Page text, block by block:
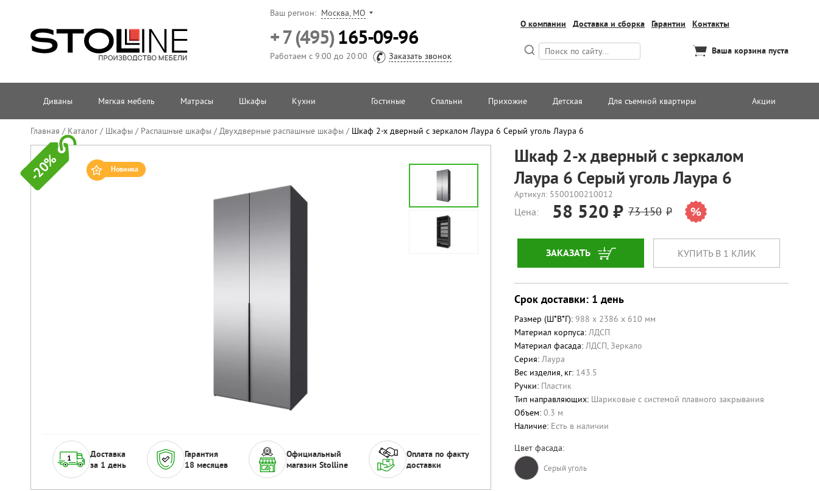
Ваш регион: Москва, МО
+ 7 (495)165-09-96
Работаем с 9:00 до 20:00 Заказать звонок
О компании Доставка и сборка Гарантии Контакты
Ваша корзина пуста
Диваны Мягкая мебель Матрасы Шкафы Кухни Гостиные Спальни Прихожие Детская Для съемной квартиры Акции
Главная / Каталог/ Шкафы / Распашные шкафы /Двухдверные распашные шкафы / Шкаф 2-х дверный с зеркалом Лаура 6 Серый уголь Лаура 6
Шкаф 2-х дверный с зеркалом
Лаура 6 Серый уголь Лаура 6
Артикул: 5500100210012
-20% Новинка
Доставка
за 1 день
Гарантия
18 месяцев
Официальный
магазин Stolline
Оплата по факту
доставки
Цена: 58 520 73 150
ЗАКАЗАТЬ КУПИТЬ В 1 КЛИК
Срок доставки: 1 день
Размер (Ш*В*Г): 988 x 2386 x 610 мм
Материал корпуса: ЛДСП
Материал фасада: ЛДСП,Зеркало
Серия: Лаура
Вес изделия, кг: 143.5
Ручки: Пластик
Тип направляющих: Шариковые с системой плавного закрывания
Объем: 0.3 м
Наличие: Есть в наличии
Цвет фасада:
Серый уголь